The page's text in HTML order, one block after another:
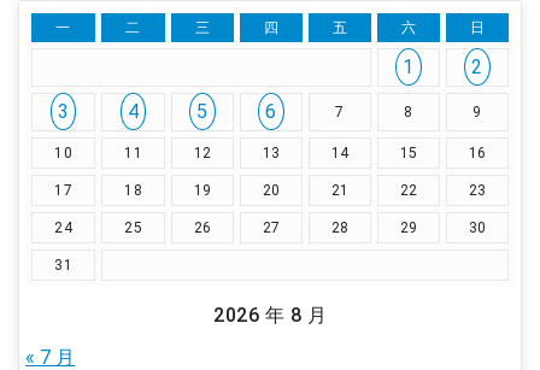
2026 年 8 月
一 二 三 四 五 六 日
1
2
3
4 5 6 7 8 9
10 11 12 13 14 15 16
17 18 19 20 21 22 23
24 25 26 27 28 29 30
31
« 7 月